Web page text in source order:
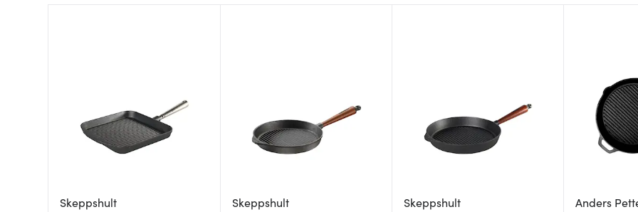
Skeppshult Skeppshult Skeppshult Anders